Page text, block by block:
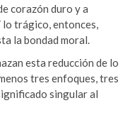
corazón duro y a
trágico, entonces,
la bondad moral.
esta reducción de lo
tres enfoques, tres
singular al